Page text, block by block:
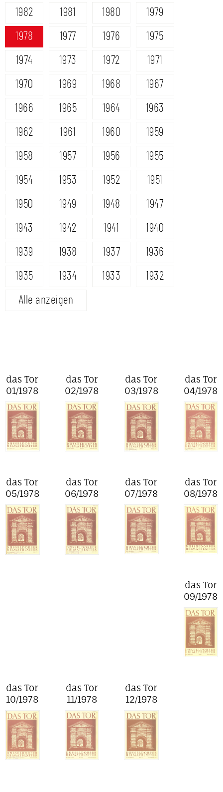
1982
1981 1980
1979
1978
1977 1976
1975
1974
1973 1972
1971
1970
1969 1968
1967
1966
1965 1964
1963
1962
1961 1960
1959
1958
1957 1956
1955
1954
1953 1952
1951
1950
1949 1948
1947
1943
1942 1941
1940
1939
1938 1937
1936
1935
1934 1933
1932
Alle anzeigen
das Tor
01/1978
das Tor
02/1978
das Tor
03/1978
das Tor
04/1978
das Tor
05/1978
das Tor
06/1978
das Tor
07/1978
das Tor
08/1978
das Tor
09/1978
das Tor
10/1978
das Tor
11/1978
das Tor
12/1978